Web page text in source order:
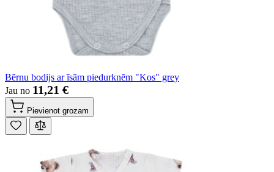
Bērnu bodijs ar īsām piedurknēm "Kos" grey
Jau no 11,21 €
Pievienot grozam